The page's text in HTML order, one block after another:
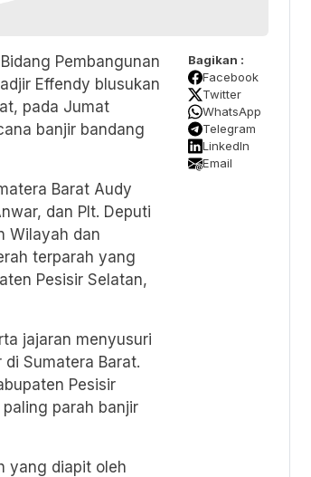
Pembangunan
Effendy blusukan
pada Jumat
banjir bandang
Barat Audy
dan Plt. Deputi
Wilayah dan
terparah yang
Pesisir Selatan,
jajaran menyusuri
Sumatera Barat.
Pesisir
parah banjir
yang diapit oleh
Bagikan :
Facebook
Twitter
WhatsApp
Telegram
LinkedIn
Email